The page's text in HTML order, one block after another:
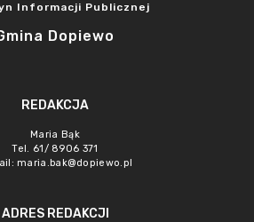
Informacji Publicznej
Dopiewo
REDAKCJA
Maria Bąk
Tel. 61/ 8906 371
maria.bak@dopiewo.pl
ADRES REDAKCJI